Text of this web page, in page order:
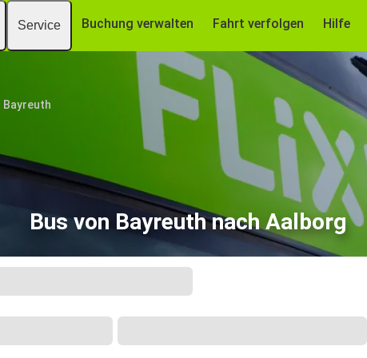
Service Buchung verwalten Fahrt verfolgen Hilfe
Bayreuth
Bus von Bayreuth nach Aalborg